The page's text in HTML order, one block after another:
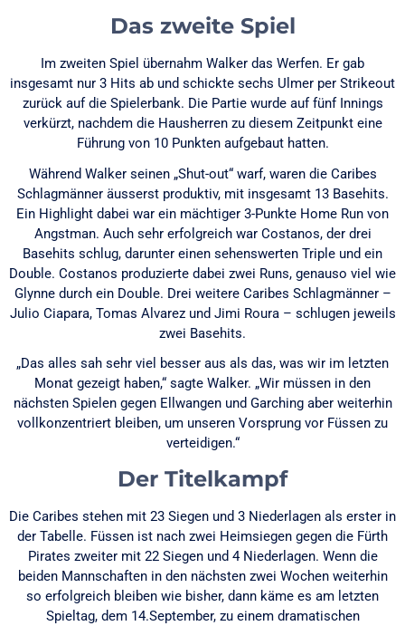
Das zweite Spiel
Im zweiten Spiel übernahm Walker das Werfen. Er gab
insgesamt nur 3 Hits ab und schickte sechs Ulmer per Strikeout
zurück auf die Spielerbank. Die Partie wurde auf fünf Innings
verkürzt, nachdem die Hausherren zu diesem Zeitpunkt eine
Führung von 10 Punkten aufgebaut hatten.
Während Walker seinen „Shut-out“ warf, waren die Caribes
Schlagmänner äusserst produktiv, mit insgesamt 13 Basehits.
Ein Highlight dabei war ein mächtiger 3-Punkte Home Run von
Angstman. Auch sehr erfolgreich war Costanos, der drei
Basehits schlug, darunter einen sehenswerten Triple und ein
Double. Costanos produzierte dabei zwei Runs, genauso viel wie
Glynne durch ein Double. Drei weitere Caribes Schlagmänner –
Julio Ciapara, Tomas Alvarez und Jimi Roura – schlugen jeweils
zwei Basehits.
„Das alles sah sehr viel besser aus als das, was wir im letzten
Monat gezeigt haben,“ sagte Walker. „Wir müssen in den
nächsten Spielen gegen Ellwangen und Garching aber weiterhin
vollkonzentriert bleiben, um unseren Vorsprung vor Füssen zu
verteidigen.“
Der Titelkampf
Die Caribes stehen mit 23 Siegen und 3 Niederlagen als erster in
der Tabelle. Füssen ist nach zwei Heimsiegen gegen die Fürth
Pirates zweiter mit 22 Siegen und 4 Niederlagen. Wenn die
beiden Mannschaften in den nächsten zwei Wochen weiterhin
so erfolgreich bleiben wie bisher, dann käme es am letzten
Spieltag, dem 14.September, zu einem dramatischen